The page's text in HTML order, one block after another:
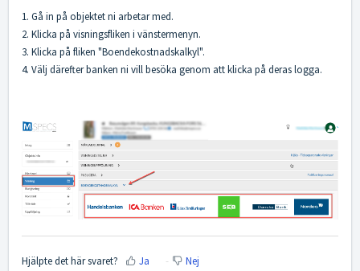
1. Gå in på objektet ni arbetar med.
2. Klicka på visningsfliken i vänstermenyn.
3. Klicka på fliken "Boendekostnadskalkyl".
4. Välj därefter banken ni vill besöka genom att klicka på deras logga.
Hjälpte det här svaret? Ja Nej